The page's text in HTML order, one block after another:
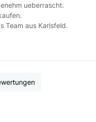
ueberrascht.
Team aus Karlsfeld.